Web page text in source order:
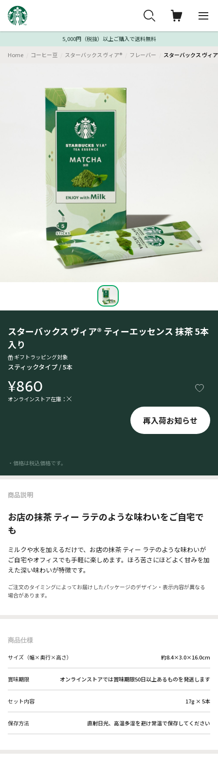
5,000円（税抜）以上ご購入で送料無料
Home コーヒー豆 スターバックス ヴィア® フレーバー スターバックス ヴィ
スターバックス ヴィア® ティーエッセンス 抹茶 5本
入り
ギフトラッピング対象
スティックタイプ / 5本
¥860
オンラインストア在庫：
再入荷お知らせ
・価格は税込価格です。
商品説明
お店の抹茶 ティー ラテのような味わいをご自宅で
も
ミルクや水を加えるだけで、お店の抹茶 ティー ラテのような味わいが
ご自宅やオフィスでも手軽に楽しめます。ほろ苦さにほどよく甘みを加
えた深い味わいが特徴です。
ご注文のタイミングによってお届けしたパッケージのデザイン・表示内容が異なる
場合があります。
商品仕様
サイズ（幅×奥行×高さ） 約8.4×3.0×16.0cm
賞味期限 オンラインストアでは賞味期限50日以上あるものを発送します
セット内容 17g × 5本
保存方法 直射日光、高温多湿を避け常温で保存してください